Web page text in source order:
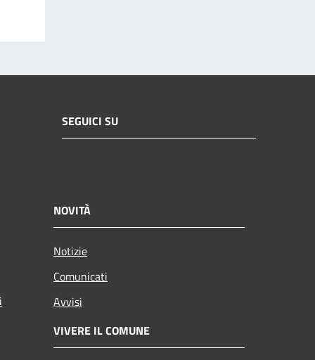
SEGUICI SU
NOVITÀ
Notizie
Comunicati
Avvisi
VIVERE IL COMUNE